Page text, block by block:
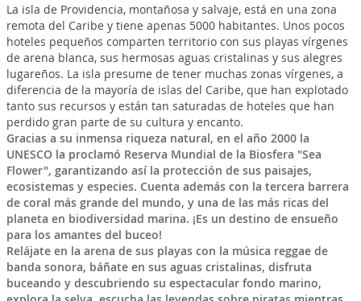
La isla de Providencia, montañosa y salvaje, está en una zona
remota del Caribe y tiene apenas 5000 habitantes. Unos pocos
hoteles pequeños comparten territorio con sus playas vírgenes
de arena blanca, sus hermosas aguas cristalinas y sus alegres
lugareños. La isla presume de tener muchas zonas vírgenes, a
diferencia de la mayoría de islas del Caribe, que han explotado
tanto sus recursos y están tan saturadas de hoteles que han
perdido gran parte de su cultura y encanto.
Gracias a su inmensa riqueza natural, en el año 2000 la
UNESCO la proclamó Reserva Mundial de la Biosfera "Sea
Flower", garantizando así la protección de sus paisajes,
ecosistemas y especies. Cuenta además con la tercera barrera
de coral más grande del mundo, y una de las más ricas del
planeta en biodiversidad marina. ¡Es un destino de ensueño
para los amantes del buceo!
Relájate en la arena de sus playas con la música reggae de
banda sonora, báñate en sus aguas cristalinas, disfruta
buceando y descubriendo su espectacular fondo marino,